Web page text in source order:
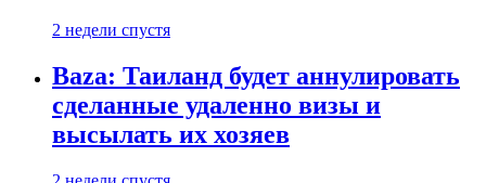
2 недели спустя
Baza: Таиланд будет аннулировать
сделанные удаленно визы и
высылать их хозяев